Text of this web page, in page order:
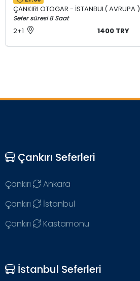
ÇANKIRI OTOGAR - İSTANBUL( AVRUPA )
Sefer süresi 8 Saat
2+1 1400 TRY
Çankırı Seferleri
Çankırı
Ankara
Çankırı
İstanbul
Çankırı
Kastamonu
İstanbul Seferleri